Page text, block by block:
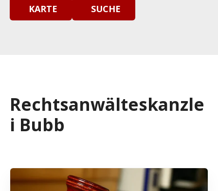
KARTE SUCHE
Rechtsanwälteskanzle
i Bubb